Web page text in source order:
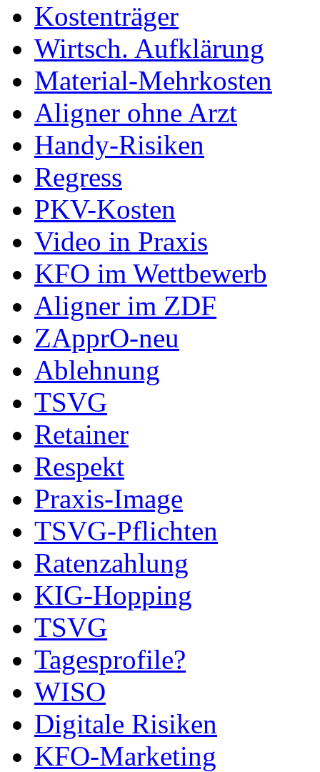
Kostenträger
Wirtsch. Aufklärung
Material-Mehrkosten
Aligner ohne Arzt
Handy-Risiken
Regress
PKV-Kosten
Video in Praxis
KFO im Wettbewerb
Aligner im ZDF
ZApprO-neu
Ablehnung
TSVG
Retainer
Respekt
Praxis-Image
TSVG-Pflichten
Ratenzahlung
KIG-Hopping
TSVG
Tagesprofile?
WISO
Digitale Risiken
KFO-Marketing